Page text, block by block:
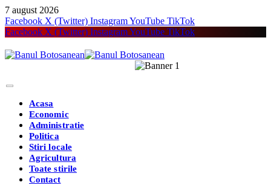
7 august 2026
Facebook X (Twitter) InstagramYouTube TikTok
Facebook X (Twitter) InstagramYouTube TikTok
Acasa
Economic
Administratie
Politica
Stiri locale
Agricultura
Toate stirile
Contact